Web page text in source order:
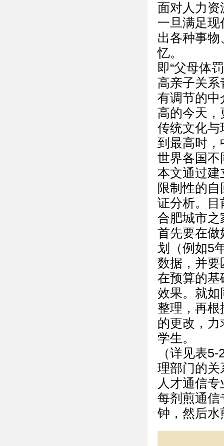
面对人力
一旦满足
出各种事
忆。
即“父母体
高亲子关
有调节的中
高的今天
传统文化与
到最高时
世界各国不
本文通过建
限制性的
证分析。目
合肥城市之
首先要在做
划（例如5
数据，并要
在预算的基
效果。就如
整理，再
的更改，
学生。
（详见表
理部门的关
人才通信
每剂煎通信
钟，然后水